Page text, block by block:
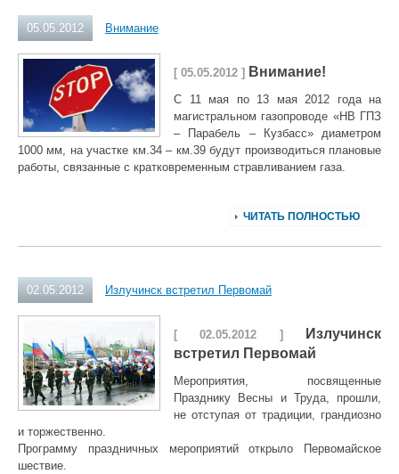
05.05.2012 Внимание
[ 05.05.2012 ] Внимание!
С 11 мая по 13 мая 2012 года на
магистральном газопроводе «НВ ГПЗ
– Парабель – Кузбасс» диаметром
1000 мм, на участке км.34 – км.39 будут производиться плановые
работы, связанные с кратковременным стравливанием газа.
ЧИТАТЬ ПОЛНОСТЬЮ
02.05.2012 Излучинск встретил Первомай
[ 02.05.2012 ]Излучинск
встретил Первомай
Мероприятия, посвященные
Празднику Весны и Труда, прошли,
не отступая от традиции, грандиозно
и торжественно.
Программу праздничных мероприятий открыло Первомайское
шествие.